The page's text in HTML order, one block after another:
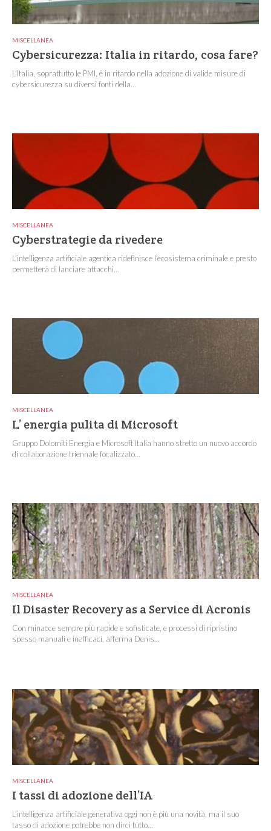
MISCELLANEA
Cybersicurezza: Italia in ritardo, cosa fare?
L’Italia, soprattutto le PMI, è in ritardo nella adozione di valide misure di
cybersicurezza su diversi fonti della...
MISCELLANEA
Cyberstrategie da rivedere
L’intelligenza artificiale agentica ridefinisce l’ecosistema criminale e presto
permetterà di lanciare attacchi...
MISCELLANEA
L’ energia pulita di Microsoft
Gruppo Dolomiti Energia e Microsoft Italia hanno stretto un nuovo accordo
di collaborazione triennale focalizzato...
MISCELLANEA
Il Disaster Recovery as a Service di Acronis
Con minacce sempre più rapide e sofisticate, e processi di ripristino
spesso manuali e inefficaci, afferma Denis...
MISCELLANEA
I tassi di adozione dell’IA
L’intelligenza artificiale generativa oggi non è più una novità, ma il suo
tasso di adozione potrebbe non dirci tutto...